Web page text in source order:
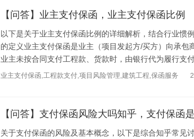
【问答】业主支付保函，业主支付保函比例
以下是关于业主支付保函比例的详细解析，结合行业惯
的定义业主支付保函是业主（项目发起方/买方）向承包
业主未按合同支付工程款、货款时，由银行代为履行支
应商的收款权益，降低业主违约风险。2. ...
业主支付保函,工程款支付,项目风险管理,建筑工程,保函服务
【问答】支付保函风险大吗知乎，支付保函
关于支付保函的风险及基本概念，以下是综合知乎常见